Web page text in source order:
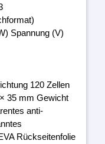
Spannung (V)
120 Zellen
35 mm Gewicht
anti-
Rückseitenfolie